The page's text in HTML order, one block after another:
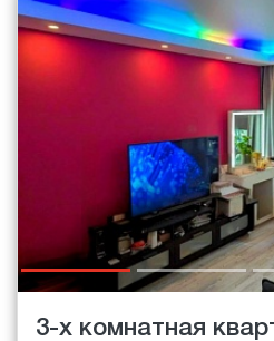
3-х комнатная